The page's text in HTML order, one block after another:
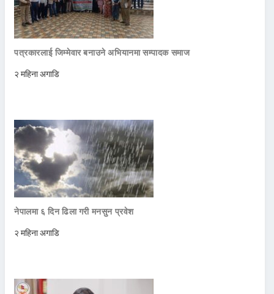
पत्रकारलाई जिम्मेवार बनाउने अभियानमा सम्पादक समाज
२ महिना अगाडि
नेपालमा ६ दिन ढिला गरी मनसुन प्रवेश
२ महिना अगाडि